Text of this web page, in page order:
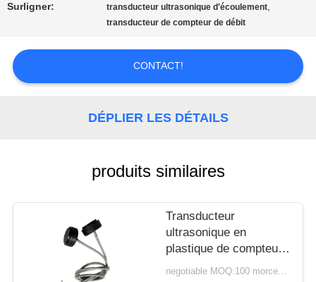
CONTACTEZ-
NOUS
DEMANDEZ
CITATION
Surligner: transducteur ultrasonique d'écoulement,
transducteur de compteur de débit
CONTACT!
DÉPLIER LES DÉTAILS
produits similaires
Transducteur
ultrasonique en
plastique de compteur
de débit, 1MHz
negotiable MOQ:100 morceaux/morceaux